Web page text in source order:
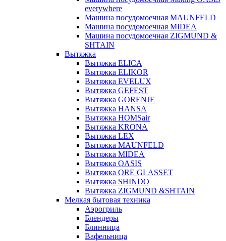
everywhere
Машина посудомоечная MAUNFELD
Машина посудомоечная MIDEA
Машина посудомоечная ZIGMUND &
SHTAIN
Вытяжка
Вытяжка ELICA
Вытяжка ELIKOR
Вытяжка EVELUX
Вытяжка GEFEST
Вытяжка GORENJE
Вытяжка HANSA
Вытяжка HOMSair
Вытяжка KRONA
Вытяжка LEX
Вытяжка MAUNFELD
Вытяжка MIDEA
Вытяжка OASIS
Вытяжка ORE GLASSET
Вытяжка SHINDO
Вытяжка ZIGMUND &SHTAIN
Мелкая бытовая техника
Аэрогриль
Блендеры
Блинница
Вафельница